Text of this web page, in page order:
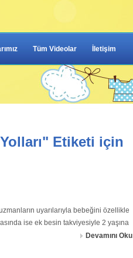
Tüm Videolar İletişim
Etiketi için
uyarılarıyla bebeğini özellikle
ise ek besin takviyesiyle 2 yaşına
Devamını Oku